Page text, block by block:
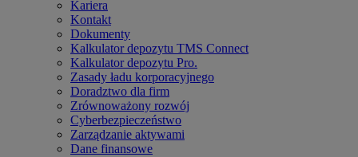
Kariera
Kontakt
Dokumenty
Kalkulator depozytu TMS Connect
Kalkulator depozytu Pro.
Zasady ładu korporacyjnego
Doradztwo dla firm
Zrównoważony rozwój
Cyberbezpieczeństwo
Zarządzanie aktywami
Dane finansowe